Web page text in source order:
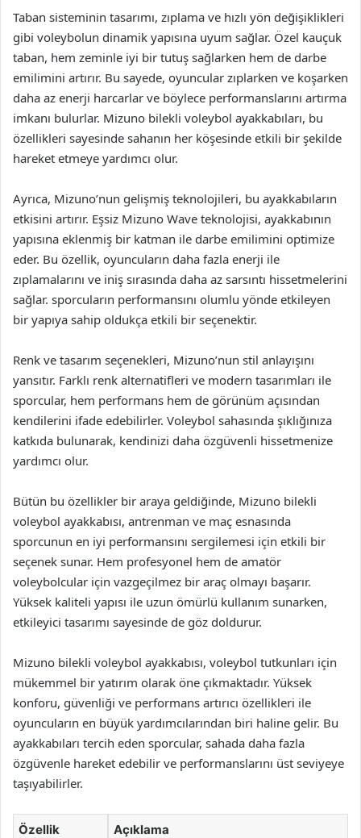
Taban sisteminin tasarımı, zıplama ve hızlı yön değişiklikleri
gibi voleybolun dinamik yapısına uyum sağlar. Özel kauçuk
taban, hem zeminle iyi bir tutuş sağlarken hem de darbe
emilimini artırır. Bu sayede, oyuncular zıplarken ve koşarken
daha az enerji harcarlar ve böylece performanslarını artırma
imkanı bulurlar. Mizuno bilekli voleybol ayakkabıları, bu
özellikleri sayesinde sahanın her köşesinde etkili bir şekilde
hareket etmeye yardımcı olur.
Ayrıca, Mizuno’nun gelişmiş teknolojileri, bu ayakkabıların
etkisini artırır. Eşsiz Mizuno Wave teknolojisi, ayakkabının
yapısına eklenmiş bir katman ile darbe emilimini optimize
eder. Bu özellik, oyuncuların daha fazla enerji ile
zıplamalarını ve iniş sırasında daha az sarsıntı hissetmelerini
sağlar. sporcuların performansını olumlu yönde etkileyen
bir yapıya sahip oldukça etkili bir seçenektir.
Renk ve tasarım seçenekleri, Mizuno’nun stil anlayışını
yansıtır. Farklı renk alternatifleri ve modern tasarımları ile
sporcular, hem performans hem de görünüm açısından
kendilerini ifade edebilirler. Voleybol sahasında şıklığınıza
katkıda bulunarak, kendinizi daha özgüvenli hissetmenize
yardımcı olur.
Bütün bu özellikler bir araya geldiğinde, Mizuno bilekli
voleybol ayakkabısı, antrenman ve maç esnasında
sporcunun en iyi performansını sergilemesi için etkili bir
seçenek sunar. Hem profesyonel hem de amatör
voleybolcular için vazgeçilmez bir araç olmayı başarır.
Yüksek kaliteli yapısı ile uzun ömürlü kullanım sunarken,
etkileyici tasarımı sayesinde de göz doldurur.
Mizuno bilekli voleybol ayakkabısı, voleybol tutkunları için
mükemmel bir yatırım olarak öne çıkmaktadır. Yüksek
konforu, güvenliği ve performans artırıcı özellikleri ile
oyuncuların en büyük yardımcılarından biri haline gelir. Bu
ayakkabıları tercih eden sporcular, sahada daha fazla
özgüvenle hareket edebilir ve performanslarını üst seviyeye
taşıyabilirler.
Özellik Açıklama